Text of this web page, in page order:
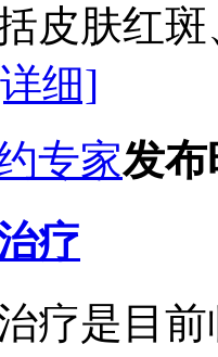
皮肤红
细]
专家发布
疗
疗是目